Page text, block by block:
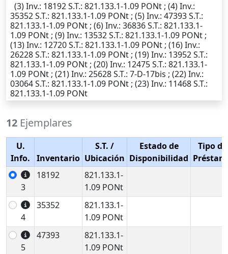
(3)Inv.: 18192S.T.: 821.133.1-1.09 PONt ; (4)Inv.:
35352S.T.: 821.133.1-1.09 PONt ; (5)Inv.: 47393S.T.:
821.133.1-1.09 PONt ; (6)Inv.: 36836S.T.: 821.133.1-
1.09 PONt ; (9)Inv.: 13532S.T.: 821.133.1-1.09 PONt ;
(13)Inv.: 12720S.T.: 821.133.1-1.09 PONt ; (16)Inv.:
26228S.T.: 821.133.1-1.09 PONt ; (19)Inv.: 13952S.T.:
821.133.1-1.09 PONt ; (20)Inv.: 12475S.T.: 821.133.1-
1.09 PONt ; (21)Inv.: 25628S.T.: 7-D-17bis ; (22)Inv.:
03064S.T.: 821.133.1-1.09 PONt ; (23)Inv.: 11468S.T.:
821.133.1-1.09 PONt
12 Ejemplares
U.
Info.
Inventario
S.T. /
Ubicación
Estado de
Disponibilidad
Tipo de
3
18192
821.133.1-
1.09 PONt
4
35352
821.133.1-
1.09 PONt
5
47393
821.133.1-
1.09 PONt